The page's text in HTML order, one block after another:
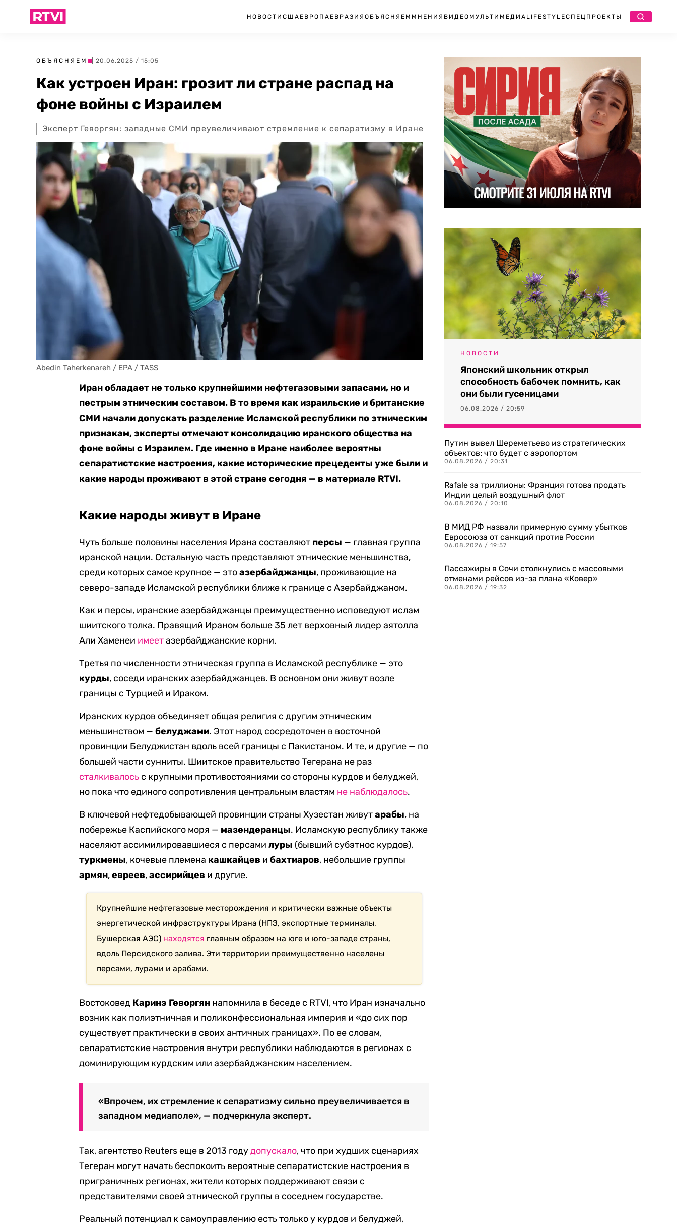
НОВОСТИ США ЕВРОПА ЕВРАЗИЯ ОБЪЯСНЯЕМ МНЕНИЯ ВИДЕО МУЛЬТИМЕДИА LIFESTYLEСПЕЦПРОЕКТЫ
ОБЪЯСНЯЕМ | 20.06.2025 / 15:05
Как устроен Иран: грозит ли стране распад на
фоне войны с Израилем
Эксперт Геворгян: западные СМИ преувеличивают стремление к сепаратизму в Иране
Abedin Taherkenareh / EPA / TASS
Иран обладает не только крупнейшими нефтегазовыми запасами, но и
пестрым этническим составом. В то время как израильские и британские
СМИ начали допускать разделение Исламской республики по этническим
признакам, эксперты отмечают консолидацию иранского общества на
фоне войны с Израилем. Где именно в Иране наиболее вероятны
сепаратистские настроения, какие исторические прецеденты уже были и
какие народы проживают в этой стране сегодня — в материале RTVI.
Какие народы живут в Иране
Чуть больше половины населения Ирана составляют персы — главная группа
иранской нации. Остальную часть представляют этнические меньшинства,
среди которых самое крупное — этоазербайджанцы, проживающие на
северо-западе Исламской республики ближе к границе с Азербайджаном.
Как и персы, иранские азербайджанцы преимущественно исповедуют ислам
шиитского толка. Правящий Ираном больше 35 лет верховный лидер аятолла
Али Хаменеи имеетазербайджанские корни.
Третья по численности этническая группа в Исламской республике — это
курды, соседи иранских азербайджанцев. В основном они живут возле
границы с Турцией и Ираком.
Иранских курдов объединяет общая религия с другим этническим
меньшинством —белуджами. Этот народ сосредоточен в восточной
провинции Белуджистан вдоль всей границы с Пакистаном. И те, и другие — по
большей части сунниты. Шиитское правительство Тегерана не раз
сталкивалось с крупными противостояниями со стороны курдов и белуджей,
но пока что единого сопротивления центральным властям не наблюдалось.
В ключевой нефтедобывающей провинции страны Хузестан живутарабы, на
побережье Каспийского моря — мазендеранцы. Исламскую республику также
населяют ассимилировавшиеся с персамилуры (бывший субэтнос курдов),
туркмены, кочевые племена кашкайцев ибахтиаров, небольшие группы
армян,евреев,ассирийцев и другие.
Крупнейшие нефтегазовые месторождения и критически важные объекты
энергетической инфраструктуры Ирана (НПЗ, экспортные терминалы,
Бушерская АЭС) находятся главным образом на юге и юго-западе страны,
вдоль Персидского залива. Эти территории преимущественно населены
персами, лурами и арабами.
Востоковед Каринэ Геворгян напомнила в беседе с RTVI, что Иран изначально
возник как полиэтничная и поликонфессиональная империя и «до сих пор
существует практически в своих античных границах». По ее словам,
сепаратистские настроения внутри республики наблюдаются в регионах с
доминирующим курдским или азербайджанским населением.
«Впрочем, их стремление к сепаратизму сильно преувеличивается в
западном медиаполе», — подчеркнула эксперт.
Так, агентство Reuters еще в 2013 годудопускало, что при худших сценариях
Тегеран могут начать беспокоить вероятные сепаратистские настроения в
приграничных регионах, жители которых поддерживают связи с
представителями своей этнической группы в соседнем государстве.
Реальный потенциал к самоуправлению есть только у курдов и белуджей,
НОВОСТИ
Японский школьник открыл
способность бабочек помнить, как
они были гусеницами
06.08.2026 / 20:59
Путин вывел Шереметьево из стратегических
объектов: что будет с аэропортом
06.08.2026 / 20:31
Rafale за триллионы: Франция готова продать
Индии целый воздушный флот
06.08.2026 / 20:10
В МИД РФ назвали примерную сумму убытков
Евросоюза от санкций против России
06.08.2026 / 19:57
Пассажиры в Сочи столкнулись с массовыми
отменами рейсов из-за плана «Ковер»
06.08.2026 / 19:32